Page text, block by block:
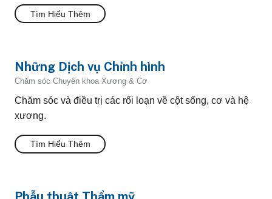
Tìm Hiểu Thêm
Những Dịch vụ Chỉnh hình
Chăm sóc Chuyên khoa Xương & Cơ
Chăm sóc và điều trị các rối loạn về cột sống, cơ và hệ
xương.
Tìm Hiểu Thêm